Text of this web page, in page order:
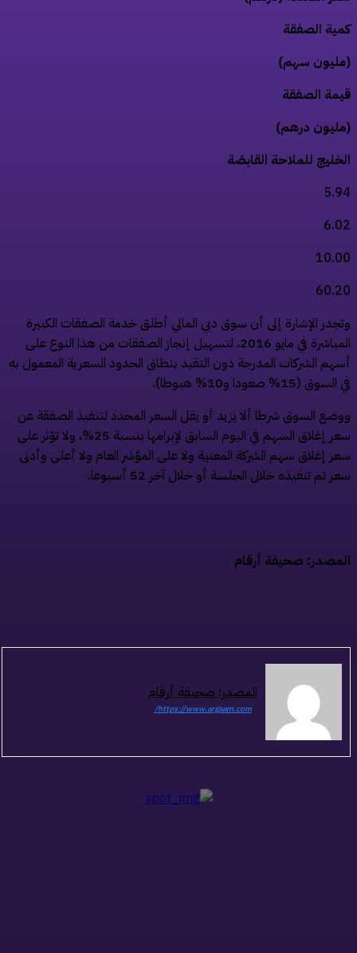
الصفقة
سهم)
الصفقة
درهم)
للملاحة القابضة
الإشارة إلى أن سوق دبي المالي أطلق خدمة الصفقات الكبيرة
المباشرة في مايو 2016، لتسهيل إنجاز الصفقات من هذا النوع على
الشركات المدرجة دون التقيد بنطاق الحدود السعرية المعمول به
(15% صعودا و10% هبوطا).
السوق شرطا ألا يزيد أو يقل السعر المحدد لتنفيذ الصفقة عن
سعر إغلاق السهم في اليوم السابق لإبرامها بنسبة 25%، ولا تؤثر على
إغلاق سهم الشركة المعنية ولا على المؤشر العام ولا أعلى وأدنى
تم تنفيذه خلال الجلسة أو خلال آخر 52 أسبوعا
.
صحيفة أرقام
المصدر: صحيفة أرقام
https://www.argaam.com/